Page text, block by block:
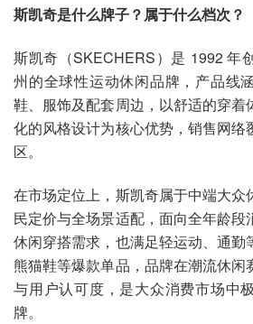
斯凯奇是什么牌子？属于什么档次？
斯凯奇（SKECHERS）是 1992 年
州的全球性运动休闲品牌，产品线
鞋、服饰及配套周边，以舒适的穿着
化的风格设计为核心优势，销售网络
区。
在市场定位上，斯凯奇属于中端大众
民定价与全场景适配，面向全年龄段
休闲穿搭需求，也满足轻运动、通勤
熊猫鞋等爆款单品，品牌在潮流休
与用户认可度，是大众消费市场中
牌。